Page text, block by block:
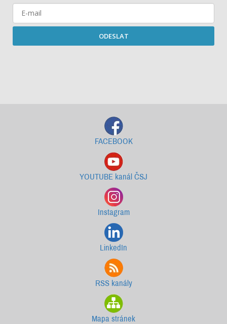
ODESLAT
FACEBOOK
YOUTUBE kanál ČSJ
Instagram
LinkedIn
RSS kanály
Mapa stránek